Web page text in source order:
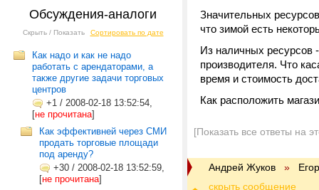
Обсуждения-аналоги
Скрыть / Показать Сортировать по дате
Как надо и как не надо
работать с арендаторами, а
также другие задачи торговых
центров
+1 / 2008-02-18 13:52:54,
[не прочитана]
Как эффективней через СМИ
продать торговые площади
под аренду?
+30 / 2008-02-18 13:52:59,
[не прочитана]
Значительных
что зимой есть
Из наличных ресурсов
производителя. Что
время и стоимость
Как расположить
[Показать все ответы на
Андрей Жуков » Егор